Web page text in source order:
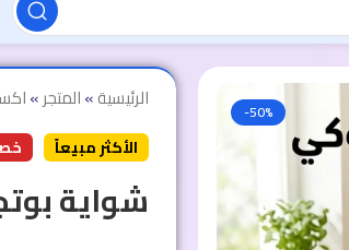
-50% الرئيسية»المتجر»
الأكثر مبيعاً خصم
شواية